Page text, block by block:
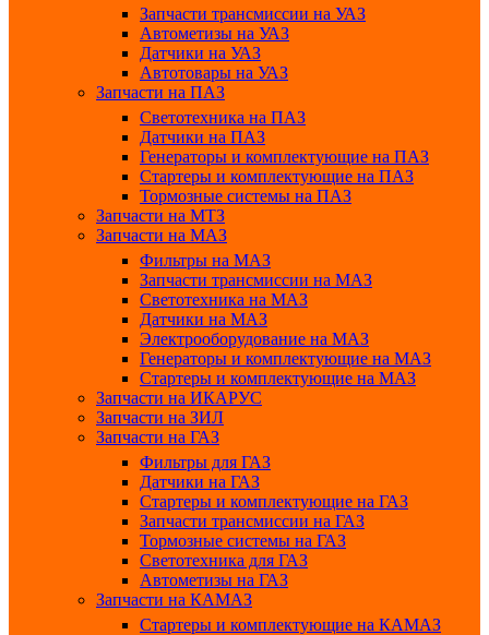
Запчасти трансмиссии на УАЗ
Автометизы на УАЗ
Датчики на УАЗ
Автотовары на УАЗ
Запчасти на ПАЗ
Светотехника на ПАЗ
Датчики на ПАЗ
Генераторы и комплектующие на ПАЗ
Стартеры и комплектующие на ПАЗ
Тормозные системы на ПАЗ
Запчасти на МТЗ
Запчасти на МАЗ
Фильтры на МАЗ
Запчасти трансмиссии на МАЗ
Светотехника на МАЗ
Датчики на МАЗ
Электрооборудование на МАЗ
Генераторы и комплектующие на МАЗ
Стартеры и комплектующие на МАЗ
Запчасти на ИКАРУС
Запчасти на ЗИЛ
Запчасти на ГАЗ
Фильтры для ГАЗ
Датчики на ГАЗ
Стартеры и комплектующие на ГАЗ
Запчасти трансмиссии на ГАЗ
Тормозные системы на ГАЗ
Светотехника для ГАЗ
Автометизы на ГАЗ
Запчасти на КАМАЗ
Стартеры и комплектующие на КАМАЗ